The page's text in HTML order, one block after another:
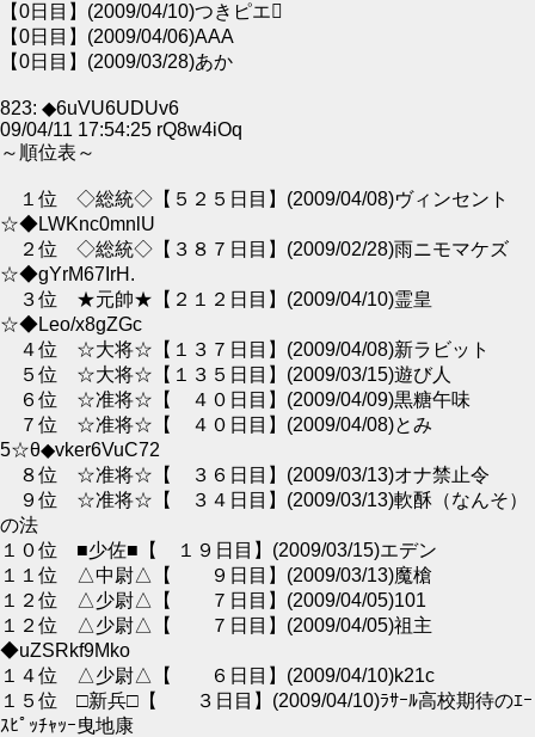
【0日目】(2009/04/10)つきピエ
【0日目】(2009/04/06)AAA
【0日目】(2009/03/28)あか
823: ◆6uVU6UDUv6
09/04/11 17:54:25 rQ8w4iOq
～順位表～
１位 ◇総統◇【５２５日目】(2009/04/08)ヴィンセント
☆◆LWKnc0mnlU
２位 ◇総統◇【３８７日目】(2009/02/28)雨ニモマケズ
☆◆gYrM67IrH.
３位 ★元帥★【２１２日目】(2009/04/10)霊皇
☆◆Leo/x8gZGc
４位 ☆大将☆【１３７日目】(2009/04/08)新ラビット
５位 ☆大将☆【１３５日目】(2009/03/15)遊び人
６位 ☆准将☆【 ４０日目】(2009/04/09)黒糖午味
７位 ☆准将☆【 ４０日目】(2009/04/08)とみ
5☆θ◆vker6VuC72
８位 ☆准将☆【 ３６日目】(2009/03/13)オナ禁止令
９位 ☆准将☆【 ３４日目】(2009/03/13)軟酥（なんそ）
の法
１０位 ■少佐■【 １９日目】(2009/03/15)エデン
１１位 △中尉△【 ９日目】(2009/03/13)魔槍
１２位 △少尉△【 ７日目】(2009/04/05)101
１２位 △少尉△【 ７日目】(2009/04/05)祖主
◆uZSRkf9Mko
１４位 △少尉△【 ６日目】(2009/04/10)k21c
１５位 □新兵□【 ３日目】(2009/04/10)ﾗｻｰﾙ高校期待のｴｰ
ｽﾋﾟｯﾁｬｯｰ曳地康